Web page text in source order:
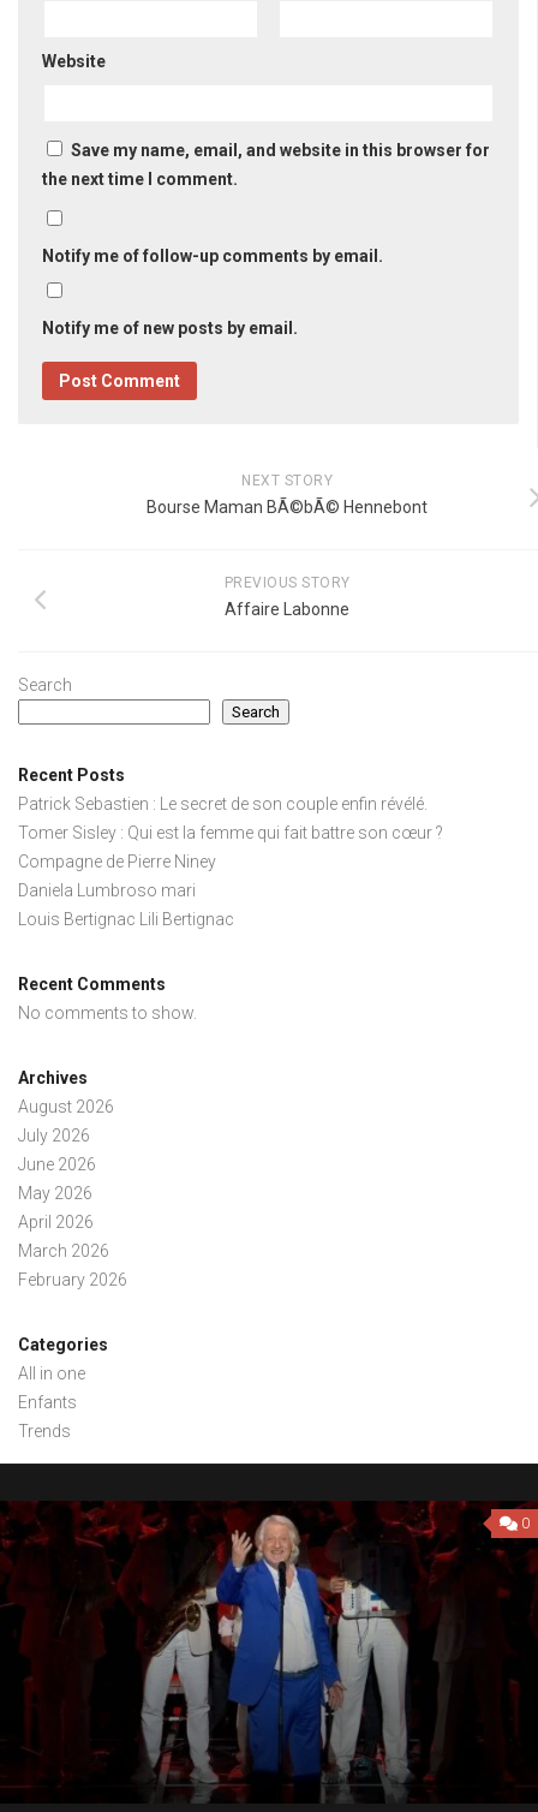
Website
Save my name, email, and website in this browser for
the next time I comment.
Notify me of follow-up comments by email.
Notify me of new posts by email.
NEXT STORY
Bourse Maman BÃ©bÃ© Hennebont
PREVIOUS STORY
Affaire Labonne
Search
Search
Recent Posts
Patrick Sebastien : Le secret de son couple enfin révélé.
Tomer Sisley : Qui est la femme qui fait battre son cœur ?
Compagne de Pierre Niney
Daniela Lumbroso mari
Louis Bertignac Lili Bertignac
Recent Comments
No comments to show.
Archives
August 2026
July 2026
June 2026
May 2026
April 2026
March 2026
February 2026
Categories
All in one
Enfants
Trends
0